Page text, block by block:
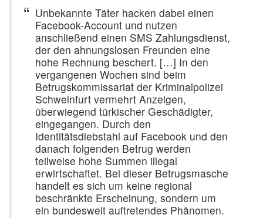
Unbekannte Täter hacken dabei einen
Facebook-Account und nutzen
anschließend einen SMS Zahlungsdienst,
der den ahnungslosen Freunden eine
hohe Rechnung beschert. […] In den
vergangenen Wochen sind beim
Betrugskommissariat der Kriminalpolizei
Schweinfurt vermehrt Anzeigen,
überwiegend türkischer Geschädigter,
eingegangen. Durch den
Identitätsdiebstahl auf Facebook und den
danach folgenden Betrug werden
teilweise hohe Summen illegal
erwirtschaftet. Bei dieser Betrugsmasche
handelt es sich um keine regional
beschränkte Erscheinung, sondern um
ein bundesweit auftretendes Phänomen.